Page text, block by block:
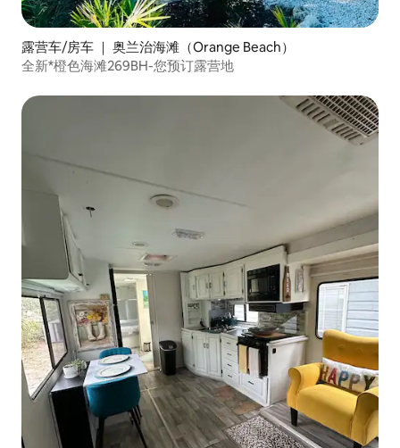
露营车/房车 ｜ 奥兰治海滩（Orange Beach）
全新*橙色海滩269BH-您预订露营地